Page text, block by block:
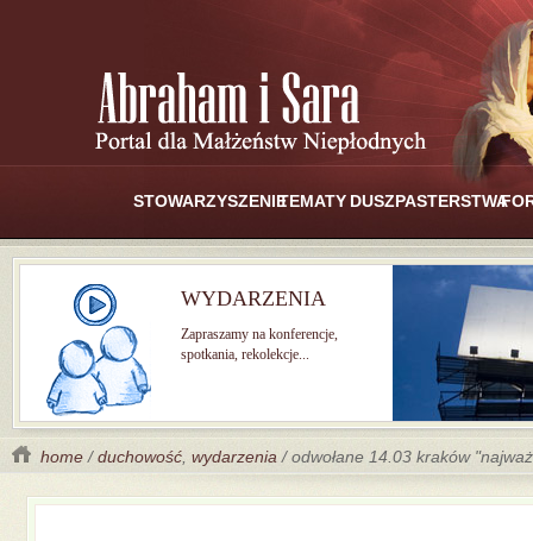
STOWARZYSZENIETEMATY DUSZPASTERSTWA
WYDARZENIA
Zapraszamy na konferencje,
spotkania, rekolekcje...
home /duchowość wydarzenia / odwołane 14.03 kraków